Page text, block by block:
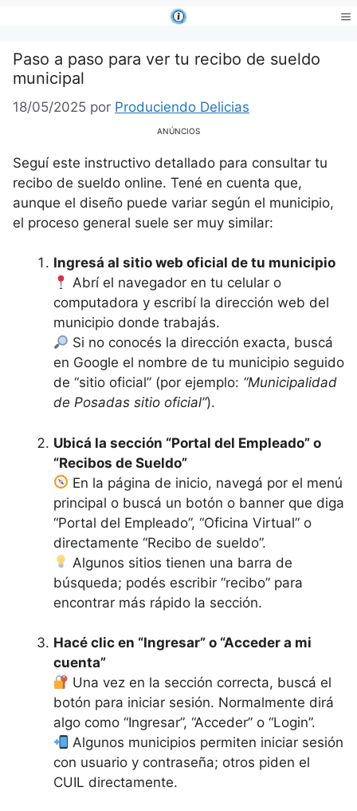
contenido
Paso a paso para ver tu recibo de sueldo
municipal
18/05/2025 por Produciendo Delicias
ANÚNCIOS
Seguí este instructivo detallado para consultar tu
recibo de sueldo online. Tené en cuenta que,
aunque el diseño puede variar según el municipio,
el proceso general suele ser muy similar:
Ingresá al sitio web oficial de tu municipio
Abrí el navegador en tu celular o
computadora y escribí la dirección web del
municipio donde trabajás.
Si no conocés la dirección exacta, buscá
en Google el nombre de tu municipio seguido
de “sitio oficial” (por ejemplo: “Municipalidad
de Posadas sitio oficial”).
Ubicá la sección “Portal del Empleado” o
“Recibos de Sueldo”
En la página de inicio, navegá por el menú
principal o buscá un botón o banner que diga
“Portal del Empleado”, “Oficina Virtual” o
directamente “Recibo de sueldo”.
Algunos sitios tienen una barra de
búsqueda; podés escribir “recibo” para
encontrar más rápido la sección.
Hacé clic en “Ingresar” o “Acceder a mi
cuenta”
Una vez en la sección correcta, buscá el
botón para iniciar sesión. Normalmente dirá
algo como “Ingresar”, “Acceder” o “Login”.
Algunos municipios permiten iniciar sesión
con usuario y contraseña; otros piden el
CUIL directamente.